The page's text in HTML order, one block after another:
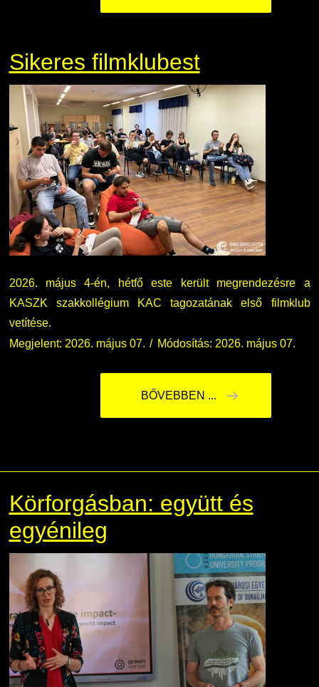
Sikeres filmklubest
2026. május 4-én, hétfő este került megrendezésre a
KASZK szakkollégium KAC tagozatának első filmklub
vetítése.
Megjelent: 2026. május 07.
Módosítás: 2026. május 07.
BŐVEBBEN ...
Körforgásban: együtt és
egyénileg